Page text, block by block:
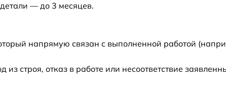
от 60 мин
— до 3 месяцев.
напрямую связан с выполненной работой
строя, отказ в работе или несоответствие